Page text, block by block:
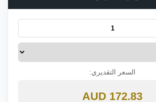
السعر التقديري:
172.83 AUD